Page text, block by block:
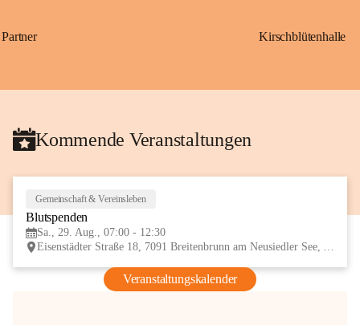
Partner Kirschblütenhalle
Kommende Veranstaltungen
Gemeinschaft & Vereinsleben
Blutspenden
Sa., 29. Aug., 07:00 - 12:30
Eisenstädter Straße 18, 7091 Breitenbrunn am Neusiedler See, AUT
Veranstaltungskalender